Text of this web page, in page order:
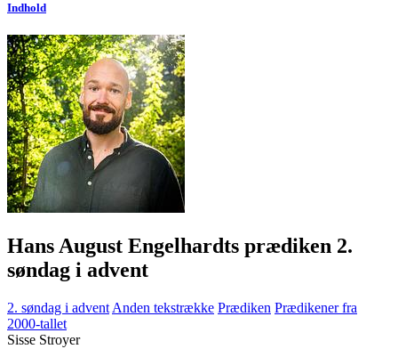
Indhold
Hans August Engelhardts prædiken 2.
søndag i advent
2. søndag i advent Anden tekstrække Prædiken Prædikener fra
2000-tallet
Sisse Stroyer